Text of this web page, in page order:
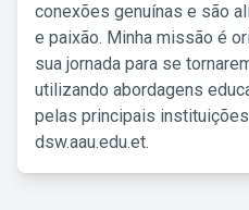
conexões genuínas e são
e paixão. Minha missão é
sua jornada para se
utilizando abordagens
pelas principais
dsw.aau.edu.et.